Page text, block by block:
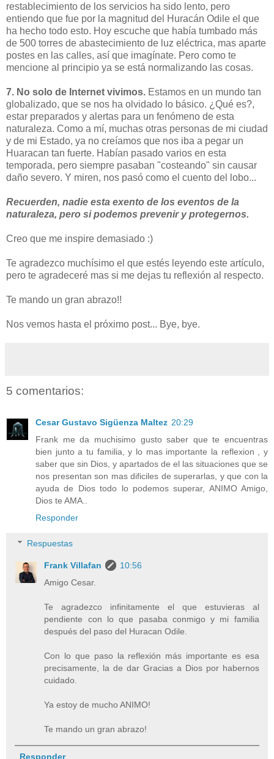
restablecimiento de los servicios ha sido lento, pero
entiendo que fue por la magnitud del Huracán Odile el que
ha hecho todo esto. Hoy escuche que había tumbado más
de 500 torres de abastecimiento de luz eléctrica, mas aparte
postes en las calles, así que imagínate. Pero como te
mencione al principio ya se está normalizando las cosas.
7. No solo de Internet vivimos. Estamos en un mundo tan
globalizado, que se nos ha olvidado lo básico. ¿Qué es?,
estar preparados y alertas para un fenómeno de esta
naturaleza. Como a mí, muchas otras personas de mi ciudad
y de mi Estado, ya no creíamos que nos iba a pegar un
Huaracan tan fuerte. Habían pasado varios en esta
temporada, pero siempre pasaban "costeando" sin causar
daño severo. Y miren, nos pasó como el cuento del lobo...
Recuerden, nadie esta exento de los eventos de la
naturaleza, pero si podemos prevenir y protegernos.
Creo que me inspire demasiado :)
Te agradezco muchísimo el que estés leyendo este artículo,
pero te agradeceré mas si me dejas tu reflexión al respecto.
Te mando un gran abrazo!!
Nos vemos hasta el próximo post... Bye, bye.
5 comentarios:
Cesar Gustavo Sigüenza Maltez 20:29
Frank me da muchisimo gusto saber que te encuentras
bien junto a tu familia, y lo mas importante la reflexion , y
saber que sin Dios, y apartados de el las situaciones que se
nos presentan son mas dificiles de superarlas, y que con la
ayuda de Dios todo lo podemos superar, ANIMO Amigo,
Dios te AMA..
Responder
Respuestas
Frank Villafan
10:56
Amigo Cesar.
Te agradezco infinitamente el que estuvieras al
pendiente con lo que pasaba conmigo y mi familia
después del paso del Huracan Odile.
Con lo que paso la reflexión más importante es esa
precisamente, la de dar Gracias a Dios por habernos
cuidado.
Ya estoy de mucho ANIMO!
Te mando un gran abrazo!
Responder